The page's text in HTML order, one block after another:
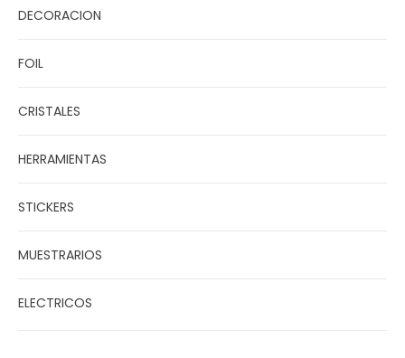
DECORACION
FOIL
CRISTALES
HERRAMIENTAS
STICKERS
MUESTRARIOS
ELECTRICOS